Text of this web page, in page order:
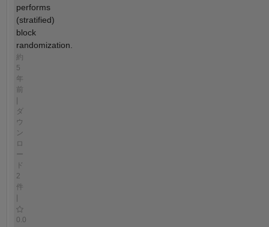
performs
(stratified)
block
randomization.
約
5
年
前
ダ
ウ
ン
ロ
ー
ド
2
件
0.0